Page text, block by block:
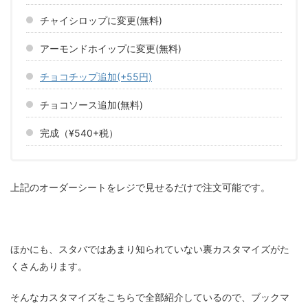
チャイシロップに変更(無料)
アーモンドホイップに変更(無料)
チョコチップ追加(+55円)
チョコソース追加(無料)
完成（¥540+税）
上記のオーダーシートをレジで見せるだけで注文可能です。
ほかにも、スタバではあまり知られていない裏カスタマイズがた
くさんあります。
そんなカスタマイズをこちらで全部紹介しているので、ブックマ